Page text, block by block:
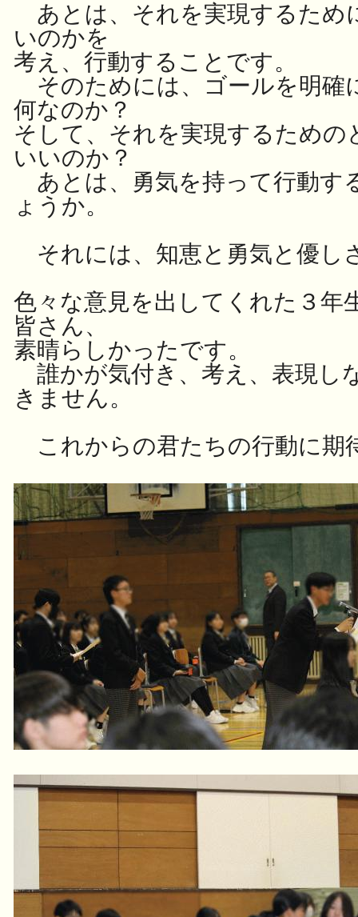
あとは、それを実現するため
いのかを
考え、行動することです。
そのためには、ゴールを明確
何なのか？
そして、それを実現するため
いいのか？
あとは、勇気を持って行動す
ょうか。
それには、知恵と勇気と優し
色々な意見を出してくれた３年
皆さん、
素晴らしかったです。
誰かが気付き、考え、表現し
きません。
これからの君たちの行動に期